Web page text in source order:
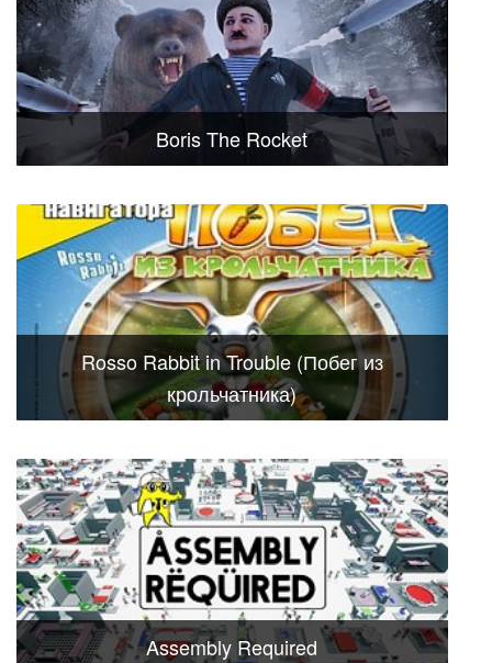
Boris The Rocket
Rosso Rabbit in Trouble (Побег из
крольчатника)
Assembly Required